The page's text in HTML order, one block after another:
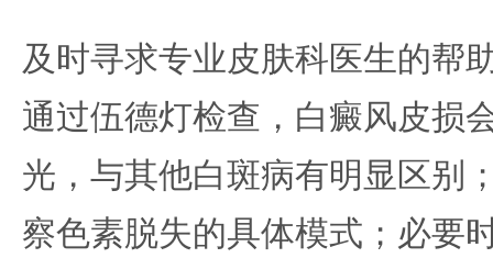
及时寻求专业皮肤科医生的帮
通过伍德灯检查，白癜风皮损
光，与其他白斑病有明显区别
察色素脱失的具体模式；必要